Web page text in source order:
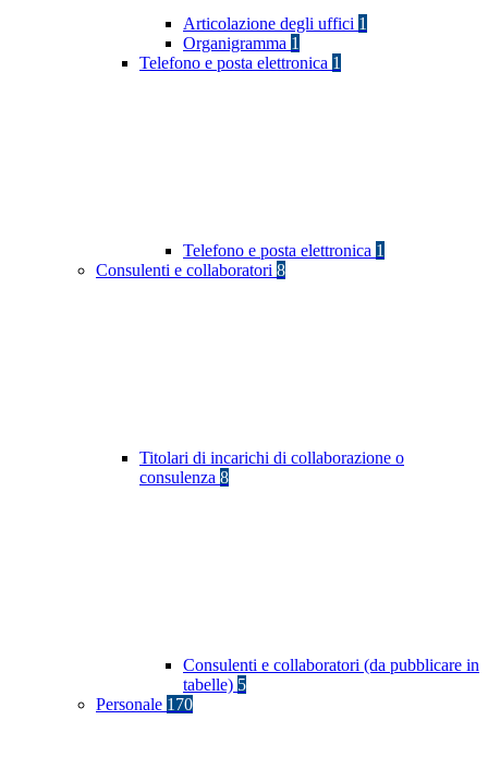
Articolazione degli uffici 1
Organigramma 1
Telefono e posta elettronica 1
Telefono e posta elettronica 1
Consulenti e collaboratori 8
Titolari di incarichi di collaborazione o
consulenza 8
Consulenti e collaboratori (da pubblicare in
tabelle) 5
Personale 170